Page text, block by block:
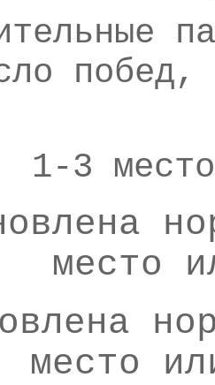
1-3
место
место